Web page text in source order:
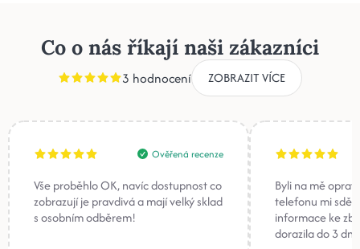
Co o nás říkají naši zákazníci
3 hodnocení ZOBRAZIT VÍCE
Ověřená recenze
Vše proběhlo OK, navíc dostupnost co
zobrazují je pravdivá a mají velký sklad
s osobním odběrem!
Byli na mě
telefonu mi
informace ke
dorazila do 3